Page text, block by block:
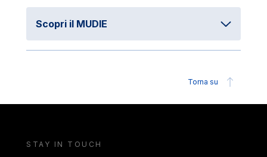
Scopri il MUDIE
Torna su
STAY IN TOUCH